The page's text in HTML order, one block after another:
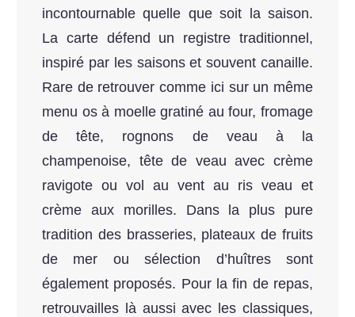
incontournable quelle que soit la saison.
La carte défend un registre traditionnel,
inspiré par les saisons et souvent canaille.
Rare de retrouver comme ici sur un même
menu os à moelle gratiné au four, fromage
de tête, rognons de veau à la
champenoise, tête de veau avec crème
ravigote ou vol au vent au ris veau et
crème aux morilles. Dans la plus pure
tradition des brasseries, plateaux de fruits
de mer ou sélection d’huîtres sont
également proposés. Pour la fin de repas,
retrouvailles là aussi avec les classiques,